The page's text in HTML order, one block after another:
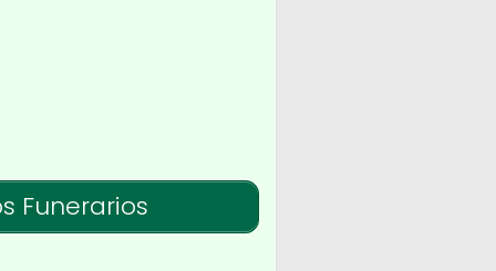
Funerarios